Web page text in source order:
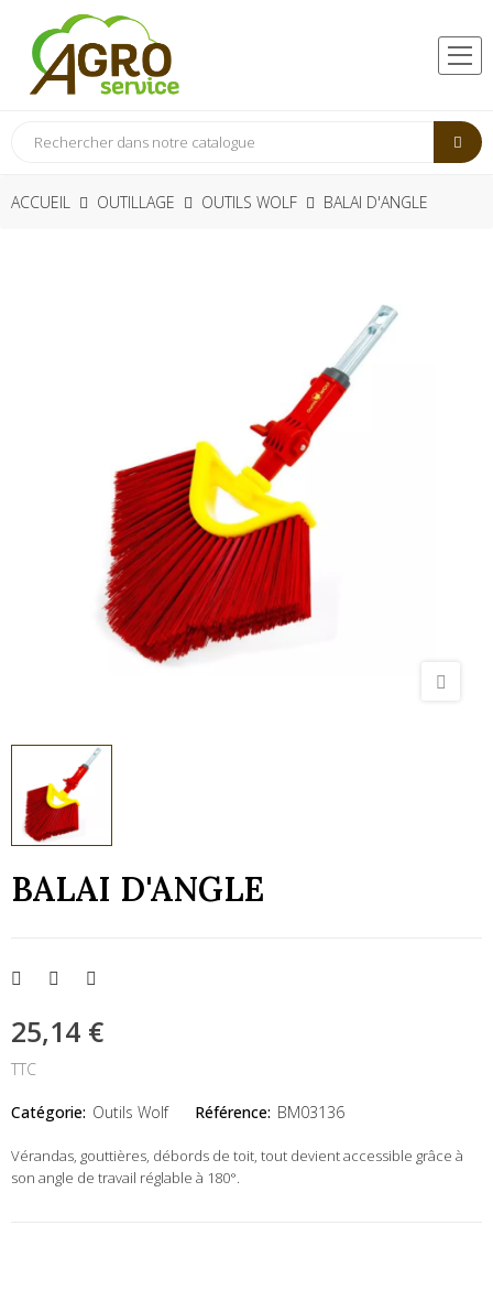
ACCUEIL OUTILLAGE OUTILS WOLF BALAI D'ANGLE
BALAI D'ANGLE
25,14 €
TTC
Catégorie: Outils Wolf Référence: BM03136
Vérandas, gouttières, débords de toit, tout devient accessible grâce à
son angle de travail réglable à 180°.